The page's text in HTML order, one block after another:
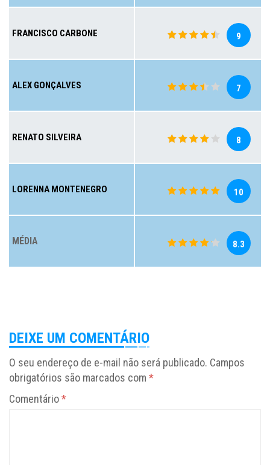
FRANCISCO CARBONE 9
ALEX GONÇALVES 7
RENATO SILVEIRA 8
LORENNA MONTENEGRO 10
MÉDIA 8.3
DEIXE UM COMENTÁRIO
O seu endereço de e-mail não será publicado. Campos
obrigatórios são marcados com *
Comentário*